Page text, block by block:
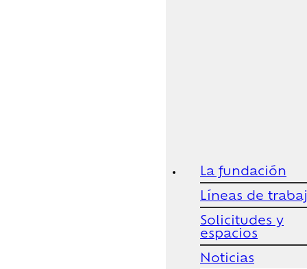
La fundación
Líneas de
Solicitudes y
espacios
Noticias